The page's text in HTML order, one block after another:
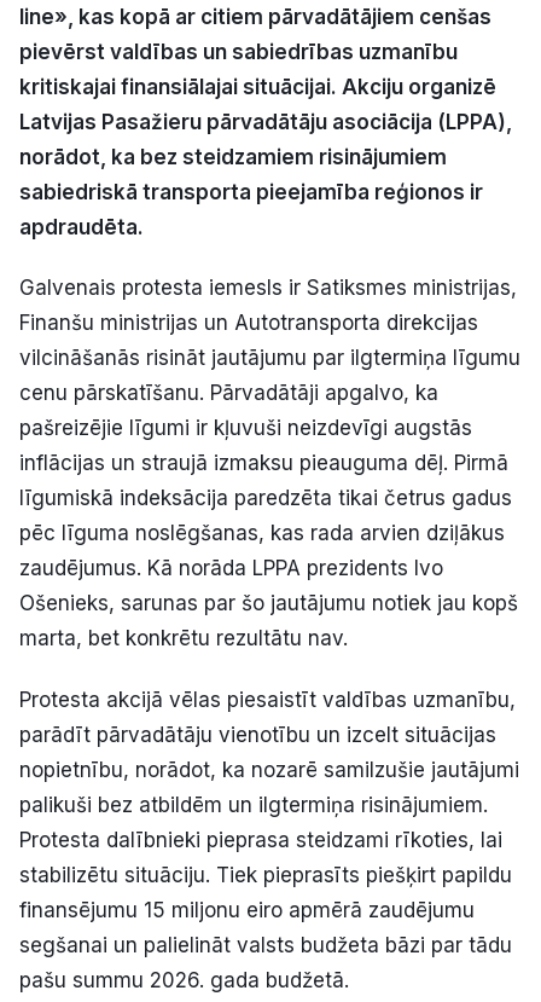
Politiskā reklāma
Par mums
Facebook Instagram YouTube
E-avīze Abonē
line», kas kopā ar citiem pārvadātājiem cenšas
pievērst valdības un sabiedrības uzmanību
kritiskajai finansiālajai situācijai. Akciju organizē
Latvijas Pasažieru pārvadātāju asociācija (LPPA),
norādot, ka bez steidzamiem risinājumiem
sabiedriskā transporta pieejamība reģionos ir
apdraudēta.
Galvenais protesta iemesls ir Satiksmes ministrijas,
Finanšu ministrijas un Autotransporta direkcijas
vilcināšanās risināt jautājumu par ilgtermiņa līgumu
cenu pārskatīšanu. Pārvadātāji apgalvo, ka
pašreizējie līgumi ir kļuvuši neizdevīgi augstās
inflācijas un straujā izmaksu pieauguma dēļ. Pirmā
līgumiskā indeksācija paredzēta tikai četrus gadus
pēc līguma noslēgšanas, kas rada arvien dziļākus
zaudējumus. Kā norāda LPPA prezidents Ivo
Ošenieks, sarunas par šo jautājumu notiek jau kopš
marta, bet konkrētu rezultātu nav.
Protesta akcijā vēlas piesaistīt valdības uzmanību,
parādīt pārvadātāju vienotību un izcelt situācijas
nopietnību, norādot, ka nozarē samilzušie jautājumi
palikuši bez atbildēm un ilgtermiņa risinājumiem.
Protesta dalībnieki pieprasa steidzami rīkoties, lai
stabilizētu situāciju. Tiek pieprasīts piešķirt papildu
finansējumu 15 miljonu eiro apmērā zaudējumu
segšanai un palielināt valsts budžeta bāzi par tādu
pašu summu 2026. gada budžetā.